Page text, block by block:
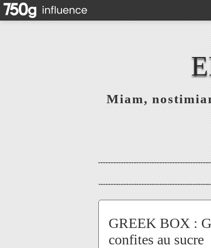
Miam,
GREEK BOX :
confites au sucre